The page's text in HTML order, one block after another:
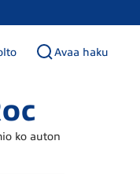
Avaa haku
ko auton